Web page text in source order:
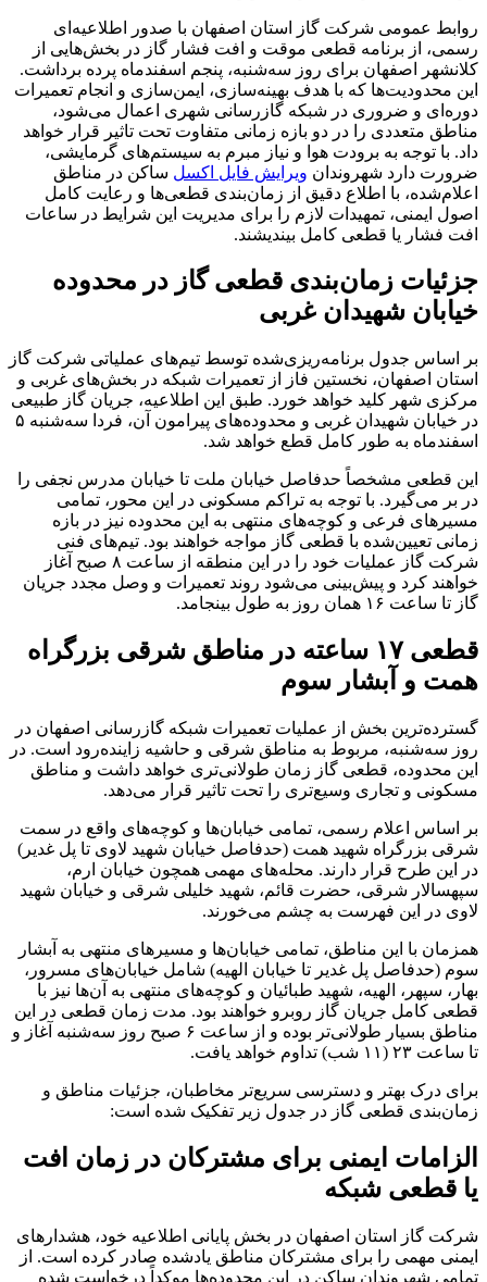
روابط عمومی شرکت گاز استان اصفهان با صدور اطلاعیه‌ای
رسمی، از برنامه قطعی موقت و افت فشار گاز در بخش‌هایی از
کلانشهر اصفهان برای روز سه‌شنبه، پنجم اسفندماه پرده برداشت.
این محدودیت‌ها که با هدف بهینه‌سازی، ایمن‌سازی و انجام تعمیرات
دوره‌ای و ضروری در شبکه گازرسانی شهری اعمال می‌شود،
مناطق متعددی را در دو بازه زمانی متفاوت تحت تاثیر قرار خواهد
داد. با توجه به برودت هوا و نیاز مبرم به سیستم‌های گرمایشی،
ضرورت دارد شهروندان ویرایش فایل اکسل ساکن در مناطق
اعلام‌شده، با اطلاع دقیق از زمان‌بندی قطعی‌ها و رعایت کامل
اصول ایمنی، تمهیدات لازم را برای مدیریت این شرایط در ساعات
افت فشار یا قطعی کامل بیندیشند.
جزئیات زمان‌بندی قطعی گاز در محدوده
خیابان شهیدان غربی
بر اساس جدول برنامه‌ریزی‌شده توسط تیم‌های عملیاتی شرکت گاز
استان اصفهان، نخستین فاز از تعمیرات شبکه در بخش‌های غربی و
مرکزی شهر کلید خواهد خورد. طبق این اطلاعیه، جریان گاز طبیعی
در خیابان شهیدان غربی و محدوده‌های پیرامون آن، فردا سه‌شنبه ۵
اسفندماه به طور کامل قطع خواهد شد.
این قطعی مشخصاً حدفاصل خیابان ملت تا خیابان مدرس نجفی را
در بر می‌گیرد. با توجه به تراکم مسکونی در این محور، تمامی
مسیرهای فرعی و کوچه‌های منتهی به این محدوده نیز در بازه
زمانی تعیین‌شده با قطعی گاز مواجه خواهند بود. تیم‌های فنی
شرکت گاز عملیات خود را در این منطقه از ساعت ۸ صبح آغاز
خواهند کرد و پیش‌بینی می‌شود روند تعمیرات و وصل مجدد جریان
گاز تا ساعت ۱۶ همان روز به طول بینجامد.
قطعی ۱۷ ساعته در مناطق شرقی بزرگراه
همت و آبشار سوم
گسترده‌ترین بخش از عملیات تعمیرات شبکه گازرسانی اصفهان در
روز سه‌شنبه، مربوط به مناطق شرقی و حاشیه زاینده‌رود است. در
این محدوده، قطعی گاز زمان طولانی‌تری خواهد داشت و مناطق
مسکونی و تجاری وسیع‌تری را تحت تاثیر قرار می‌دهد.
بر اساس اعلام رسمی، تمامی خیابان‌ها و کوچه‌های واقع در سمت
شرقی بزرگراه شهید همت (حدفاصل خیابان شهید لاوی تا پل غدیر)
در این طرح قرار دارند. محله‌های مهمی همچون خیابان ارم،
سپهسالار شرقی، حضرت قائم، شهید خلیلی شرقی و خیابان شهید
لاوی در این فهرست به چشم می‌خورند.
همزمان با این مناطق، تمامی خیابان‌ها و مسیرهای منتهی به آبشار
سوم (حدفاصل پل غدیر تا خیابان الهیه) شامل خیابان‌های مسرور،
بهار، سپهر، الهیه، شهید طبائیان و کوچه‌های منتهی به آن‌ها نیز با
قطعی کامل جریان گاز روبرو خواهند بود. مدت زمان قطعی در این
مناطق بسیار طولانی‌تر بوده و از ساعت ۶ صبح روز سه‌شنبه آغاز و
تا ساعت ۲۳ (۱۱ شب) تداوم خواهد یافت.
برای درک بهتر و دسترسی سریع‌تر مخاطبان، جزئیات مناطق و
زمان‌بندی قطعی گاز در جدول زیر تفکیک شده است:
الزامات ایمنی برای مشترکان در زمان افت
یا قطعی شبکه
شرکت گاز استان اصفهان در بخش پایانی اطلاعیه خود، هشدارهای
ایمنی مهمی را برای مشترکان مناطق یادشده صادر کرده است. از
تمامی شهروندان ساکن در این محدوده‌ها موکداً درخواست شده